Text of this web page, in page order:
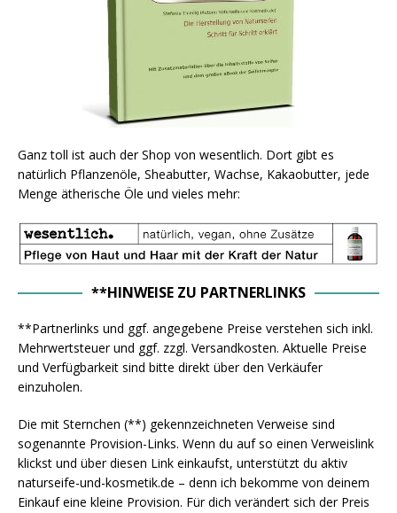
Ganz toll ist auch der Shop von wesentlich. Dort gibt es
natürlich Pflanzenöle, Sheabutter, Wachse, Kakaobutter, jede
Menge ätherische Öle und vieles mehr:
**HINWEISE ZU PARTNERLINKS
**Partnerlinks und ggf. angegebene Preise verstehen sich inkl.
Mehrwertsteuer und ggf. zzgl. Versandkosten. Aktuelle Preise
und Verfügbarkeit sind bitte direkt über den Verkäufer
einzuholen.
Die mit Sternchen (**) gekennzeichneten Verweise sind
sogenannte Provision-Links. Wenn du auf so einen Verweislink
klickst und über diesen Link einkaufst, unterstützt du aktiv
naturseife-und-kosmetik.de – denn ich bekomme von deinem
Einkauf eine kleine Provision. Für dich verändert sich der Preis